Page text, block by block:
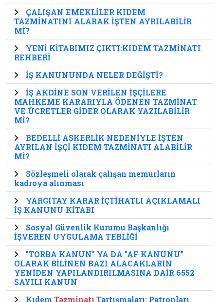
ÇALIŞAN EMEKLİLER KIDEM
TAZMİNATINI ALARAK İŞTEN AYRILABİLİR
Mİ?
YENİ KİTABIMIZ ÇIKTI:KIDEM TAZMİNATI
REHBERİ
İŞ KANUNUNDA NELER DEĞİŞTİ?
İŞ AKDİNE SON VERİLEN İŞÇİLERE
MAHKEME KARARIYLA ÖDENEN TAZMİNAT
VE ÜCRETLER GİDER OLARAK YAZILABİLİR
Mİ?
BEDELLİ ASKERLİK NEDENİYLE İŞTEN
AYRILAN İŞÇİ KIDEM TAZMİNATI ALABİLİR
Mİ?
Sözleşmeli olarak çalışan memurların
kadroya alınması
YARGITAY KARAR İÇTİHATLI AÇIKLAMALI
İŞ KANUNU KİTABI
Sosyal Güvenlik Kurumu Başkanlığı
İŞVEREN UYGULAMA TEBLİĞİ
"TORBA KANUN" YA DA "AF KANUNU"
OLARAK BİLİNEN BAZI ALACAKLARIN
YENİDEN YAPILANDIRILMASINA DAİR 6552
SAYILI KANUN
Kıdem Tazminatı Tartışmaları: Patronları